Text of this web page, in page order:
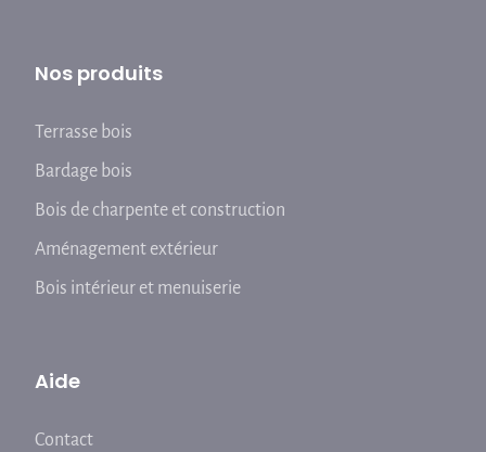
Nos produits
Terrasse bois
Bardage bois
Bois de charpente et construction
Aménagement extérieur
Bois intérieur et menuiserie
Aide
Contact